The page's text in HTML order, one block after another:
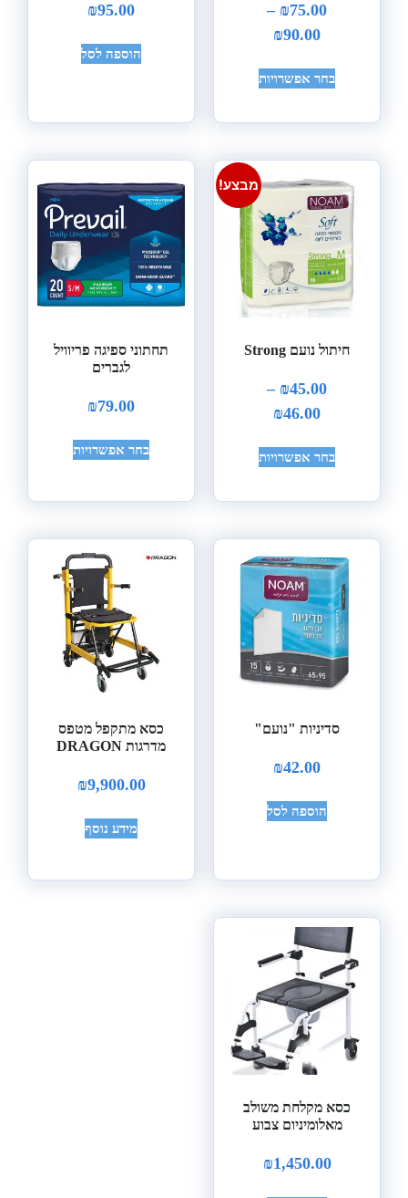
₪75.00
–
₪90.00
בחר אפשרויות
₪95.00
הוספה לסל
מבצע!
חיתול נועם Strong
₪45.00
–
₪46.00
בחר אפשרויות
תחתוני ספיגה פריוויל
לגברים
₪79.00
בחר אפשרויות
סדיניות "נועם"
₪42.00
הוספה לסל
כסא מתקפל מטפס
מדרגות DRAGON
₪9,900.00
מידע נוסף
כסא מקלחת משולב
מאלומיניום צבוע
₪1,450.00